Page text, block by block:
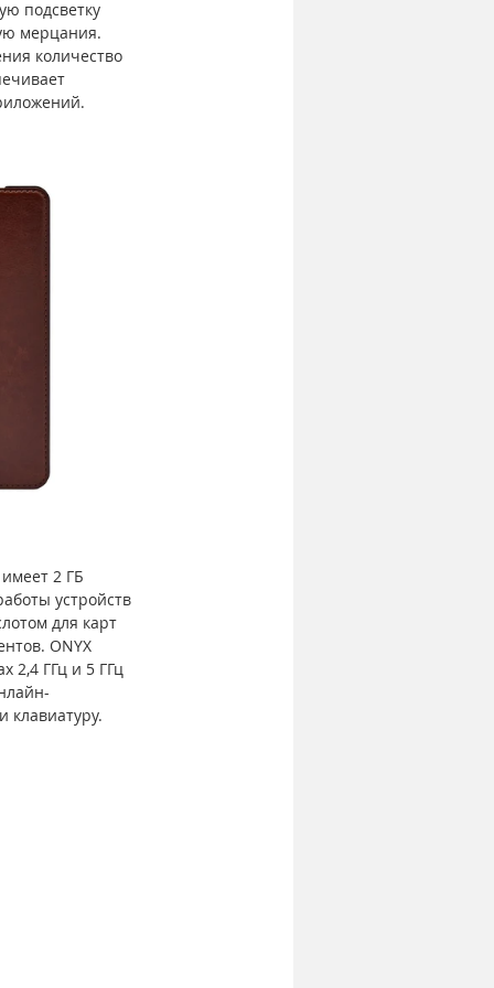
подсветку
мерцания.
количество
2 ГБ
устройств
для карт
ONYX
2,4 ГГц и 5 ГГц